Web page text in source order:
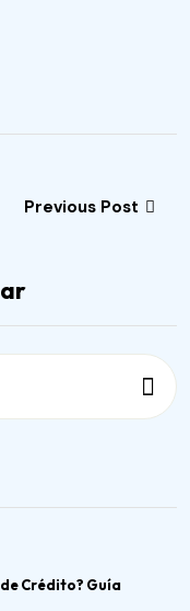
Previous Post
Crédito? Guía